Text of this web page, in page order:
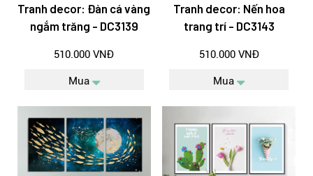
Tranh decor: Đàn cá vàng
ngắm trăng - DC3139
510.000 VNĐ
Mua
Tranh decor: Nến hoa
trang trí - DC3143
510.000 VNĐ
Mua